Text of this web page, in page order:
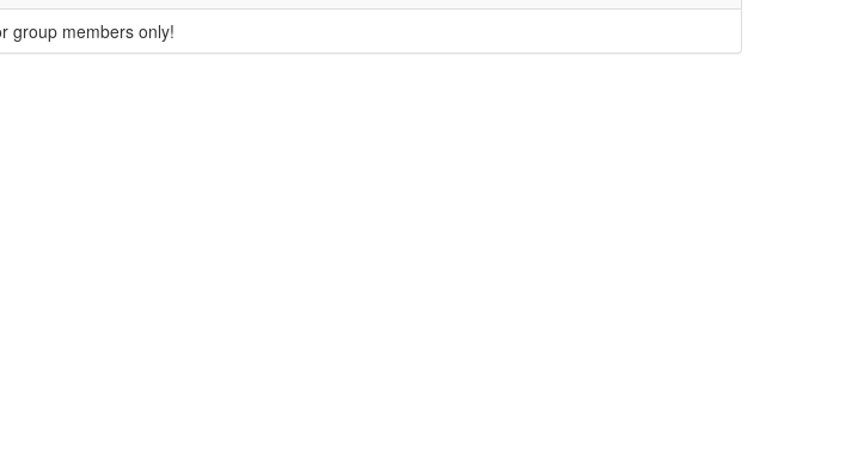
group members only!